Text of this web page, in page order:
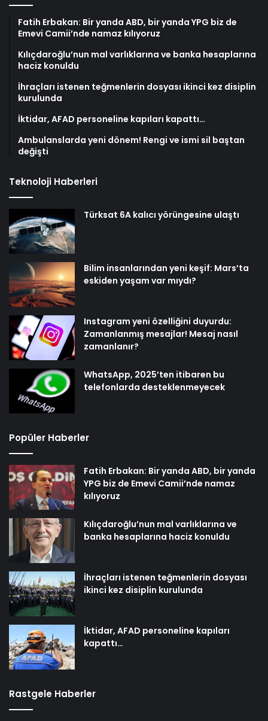
Fatih Erbakan: Bir yanda ABD, bir yanda YPG biz de
Emevi Camii’nde namaz kılıyoruz
Kılıçdaroğlu’nun mal varlıklarına ve banka hesaplarına
haciz konuldu
İhraçları istenen teğmenlerin dosyası ikinci kez disiplin
kurulunda
İktidar, AFAD personeline kapıları kapattı…
Ambulanslarda yeni dönem! Rengi ve ismi sil baştan
değişti
Teknoloji Haberleri
Türksat 6A kalıcı yörüngesine ulaştı
Bilim insanlarından yeni keşif: Mars’ta
eskiden yaşam var mıydı?
Instagram yeni özelliğini duyurdu:
Zamanlanmış mesajlar! Mesaj nasıl
zamanlanır?
WhatsApp, 2025’ten itibaren bu
telefonlarda desteklenmeyecek
Popüler Haberler
Fatih Erbakan: Bir yanda ABD, bir yanda
YPG biz de Emevi Camii’nde namaz
kılıyoruz
Kılıçdaroğlu’nun mal varlıklarına ve
banka hesaplarına haciz konuldu
İhraçları istenen teğmenlerin dosyası
ikinci kez disiplin kurulunda
İktidar, AFAD personeline kapıları
kapattı…
Rastgele Haberler